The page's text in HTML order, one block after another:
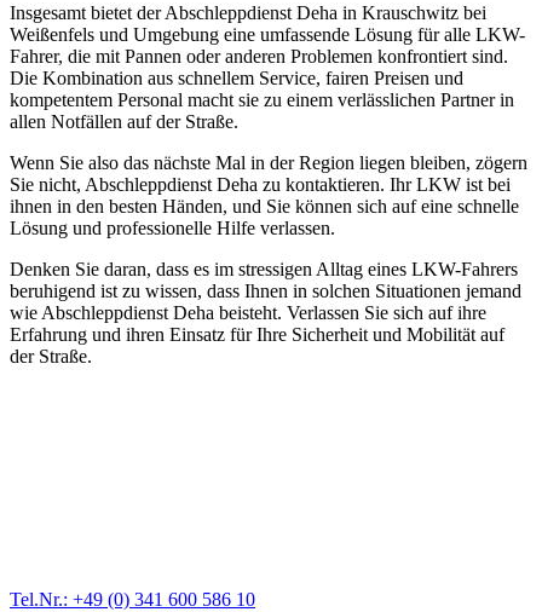
Insgesamt bietet der Abschleppdienst Deha in Krauschwitz bei
Weißenfels und Umgebung eine umfassende Lösung für alle LKW-
Fahrer, die mit Pannen oder anderen Problemen konfrontiert sind.
Die Kombination aus schnellem Service, fairen Preisen und
kompetentem Personal macht sie zu einem verlässlichen Partner in
allen Notfällen auf der Straße.
Wenn Sie also das nächste Mal in der Region liegen bleiben, zögern
Sie nicht, Abschleppdienst Deha zu kontaktieren. Ihr LKW ist bei
ihnen in den besten Händen, und Sie können sich auf eine schnelle
Lösung und professionelle Hilfe verlassen.
Denken Sie daran, dass es im stressigen Alltag eines LKW-Fahrers
beruhigend ist zu wissen, dass Ihnen in solchen Situationen jemand
wie Abschleppdienst Deha beisteht. Verlassen Sie sich auf ihre
Erfahrung und ihren Einsatz für Ihre Sicherheit und Mobilität auf
der Straße.
Tel.Nr.: +49 (0) 341 600 586 10